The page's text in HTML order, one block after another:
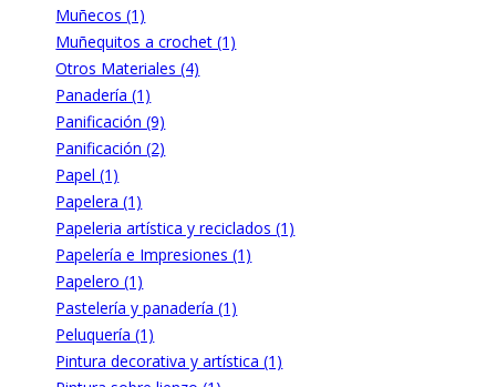
Muñecos (1)
Muñequitos a crochet (1)
Otros Materiales (4)
Panadería (1)
Panificación (9)
Panificación (2)
Papel (1)
Papelera (1)
Papeleria artística y reciclados (1)
Papelería e Impresiones (1)
Papelero (1)
Pastelería y panadería (1)
Peluquería (1)
Pintura decorativa y artística (1)